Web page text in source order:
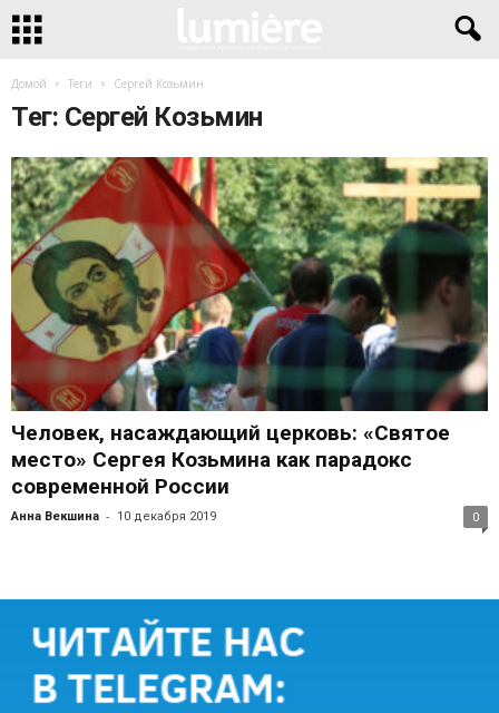
Домой Теги Сергей Козьмин
Тег: Сергей Козьмин
Человек, насаждающий церковь: «Святое
место» Сергея Козьмина как парадокс
современной России
Анна Векшина - 10 декабря 2019 0